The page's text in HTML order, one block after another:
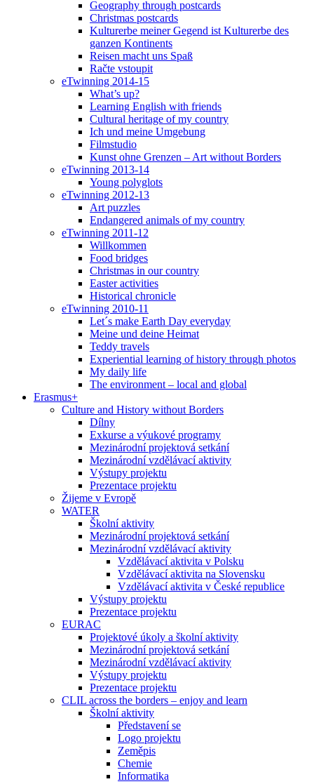
Geography through postcards
Christmas postcards
Kulturerbe meiner Gegend ist Kulturerbe des
ganzen Kontinents
Reisen macht uns Spaß
Račte vstoupit
eTwinning 2014-15
What’s up?
Learning English with friends
Cultural heritage of my country
Ich und meine Umgebung
Filmstudio
Kunst ohne Grenzen – Art without Borders
eTwinning 2013-14
Young polyglots
eTwinning 2012-13
Art puzzles
Endangered animals of my country
eTwinning 2011-12
Willkommen
Food bridges
Christmas in our country
Easter activities
Historical chronicle
eTwinning 2010-11
Let´s make Earth Day everyday
Meine und deine Heimat
Teddy travels
Experiential learning of history through photos
My daily life
The environment – local and global
Erasmus+
Culture and History without Borders
Dílny
Exkurse a výukové programy
Mezinárodní projektová setkání
Mezinárodní vzdělávací aktivity
Výstupy projektu
Prezentace projektu
Žijeme v Evropě
WATER
Školní aktivity
Mezinárodní projektová setkání
Mezinárodní vzdělávací aktivity
Vzdělávací aktivita v Polsku
Vzdělávací aktivita na Slovensku
Vzdělávací aktivita v České republice
Výstupy projektu
Prezentace projektu
EURAC
Projektové úkoly a školní aktivity
Mezinárodní projektová setkání
Mezinárodní vzdělávací aktivity
Výstupy projektu
Prezentace projektu
CLIL across the borders – enjoy and learn
Školní aktivity
Představení se
Logo projektu
Zeměpis
Chemie
Informatika